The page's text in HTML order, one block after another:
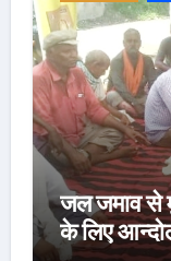
जल जमाव से
के लिए